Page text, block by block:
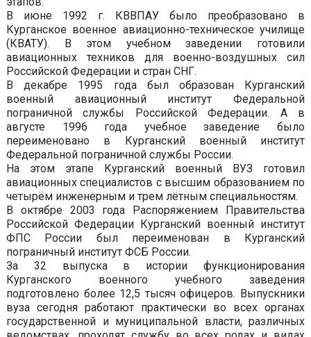
В июне 1992 г. КВВПАУ было преобразовано в
Курганское военное авиационно-техническое училище
(КВАТУ). В этом учебном заведении готовили
авиационных техников для военно-воздушных сил
Российской Федерации и стран СНГ.
В декабре 1995 года был образован Курганский
военный авиационный институт Федеральной
пограничной службы Российской Федерации. А в
августе 1996 года учебное заведение было
переименовано в Курганский военный институт
Федеральной пограничной службы России.
На этом этапе Курганский военный ВУЗ готовил
авиационных специалистов с высшим образованием по
четырём инженерным и трем лётным специальностям.
В октябре 2003 года Распоряжением Правительства
Российской Федерации Курганский военный институт
ФПС России был переименован в Курганский
пограничный институт ФСБ России.
За 32 выпуска в истории функционирования
Курганского военного учебного заведения
подготовлено более 12,5 тысяч офицеров. Выпускники
вуза сегодня работают практически во всех органах
государственной и муниципальной власти, различных